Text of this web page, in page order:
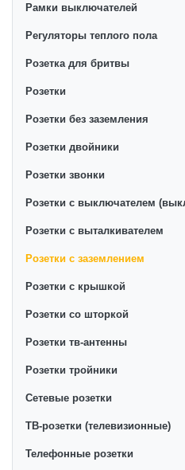
Рамки выключателей
Регуляторы теплого пола
Розетка для бритвы
Розетки
Розетки без заземления
Розетки двойники
Розетки звонки
Розетки с выключателем
Розетки с выталкивателем
Розетки с заземлением
Розетки с крышкой
Розетки со шторкой
Розетки тв-антенны
Розетки тройники
Сетевые розетки
ТВ-розетки (телевизионные)
Телефонные розетки